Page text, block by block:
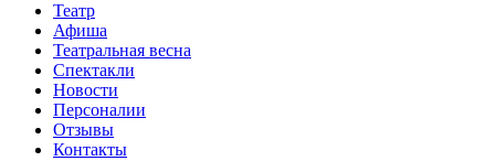
Театр
Афиша
Театральная весна
Спектакли
Новости
Персоналии
Отзывы
Контакты